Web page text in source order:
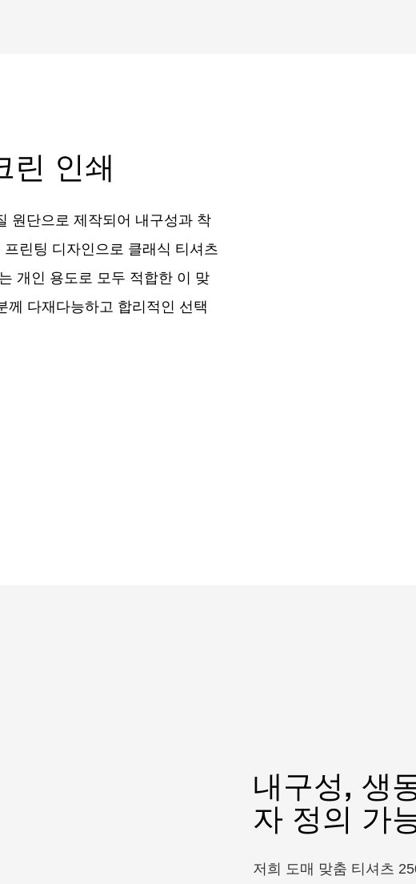
린 인쇄
원단으로 제작되어 내구성과 착
린팅 디자인으로 클래식 티셔츠
개인 용도로 모두 적합한 이 맞
께 다재다능하고 합리적인 선택
내구성, 생
자 정의 가
저희 도매 맞춤 티셔츠